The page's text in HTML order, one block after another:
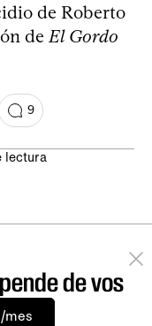
de Roberto
de El Gordo
9
lectura
de vos
mes